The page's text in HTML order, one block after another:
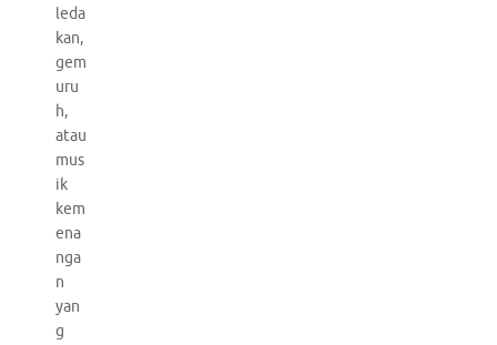
leda
kan,
gem
uru
h,
atau
mus
ik
kem
ena
nga
n
yan
g